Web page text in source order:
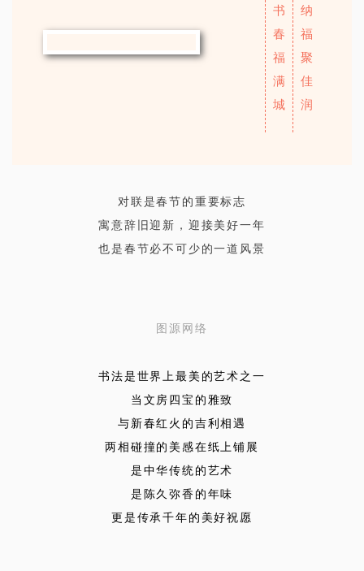
书
春
福
满
城
纳
福
聚
佳
润
对联是春节的重要标志
寓意辞旧迎新，迎接美好一年
也是春节必不可少的一道风景
图源网络
书法是世界上最美的艺术之一
当文房四宝的雅致
与新春红火的吉利相遇
两相碰撞的美感在纸上铺展
是中华传统的艺术
是陈久弥香的年味
更是传承千年的美好祝愿